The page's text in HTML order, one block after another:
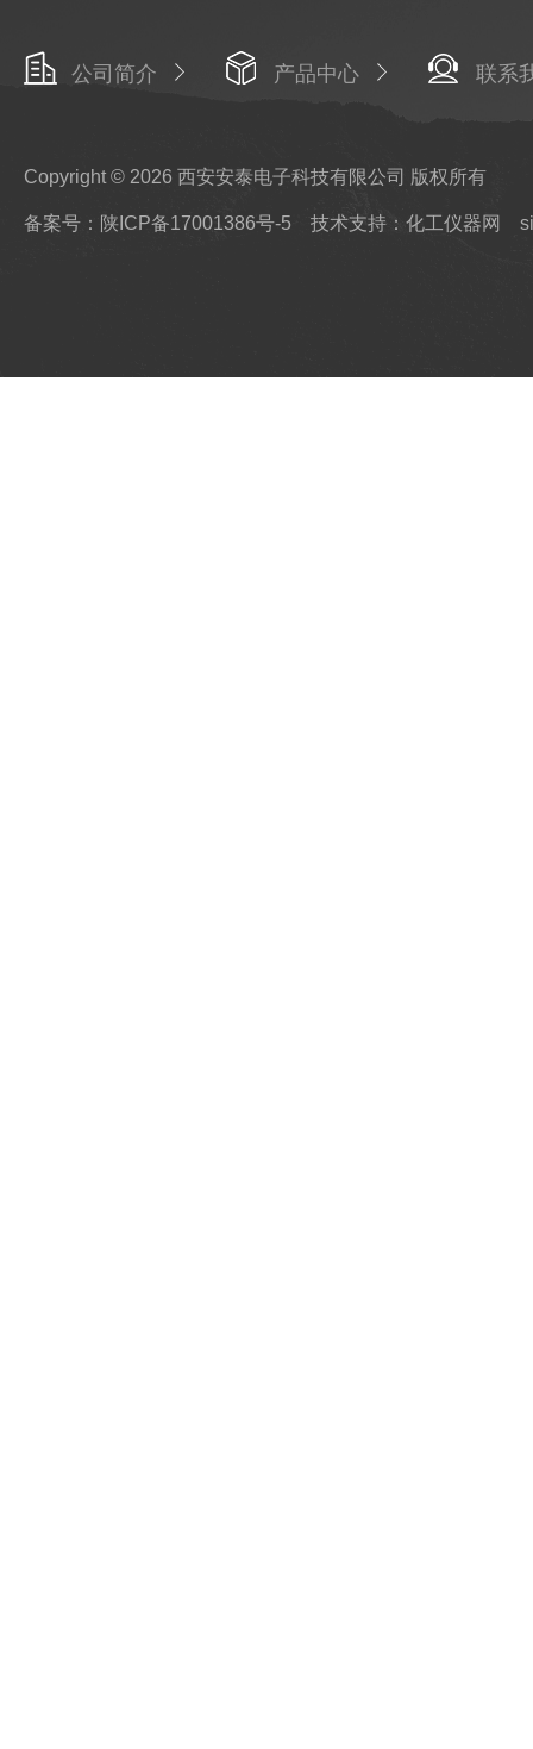
公司简介 产品中心 联系
Copyright © 2026 西安安泰电子科技有限公司 版权所有
备案号：陕ICP备17001386号-5 技术支持：化工仪器网